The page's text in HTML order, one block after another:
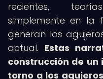
recientes,
simplemente en la
generan los
actual. Estas
construcción de
torno a los